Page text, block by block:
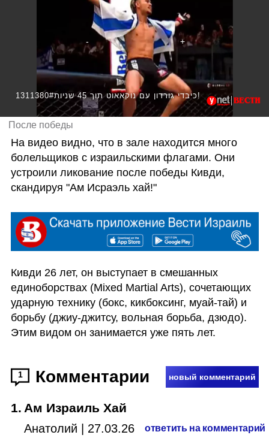
1311380#כיבדי גורדון עם נוקאאוט תוך 45 שניות!
После победы
На видео видно, что в зале находится много
болельщиков с израильскими флагами. Они
устроили ликование после победы Кивди,
скандируя "Ам Исраэль хай!"
Кивди 26 лет, он выступает в смешанных
единоборствах (Mixed Martial Arts), сочетающих
ударную технику (бокс, кикбоксинг, муай-тай) и
борьбу (джиу-джитсу, вольная борьба, дзюдо).
Этим видом он занимается уже пять лет.
1 Комментарии новый комментарий
1. Ам Израиль Хай
Анатолий 27.03.26 ответить на комментарий